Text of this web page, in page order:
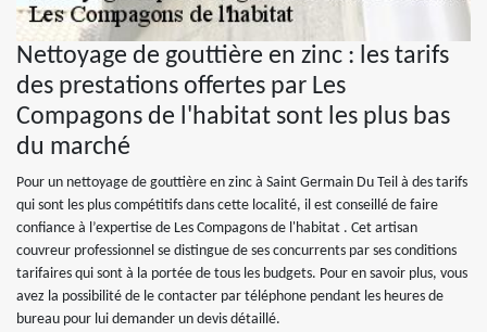
Nettoyage de gouttière en zinc : les tarifs
des prestations offertes par Les
Compagons de l'habitat sont les plus bas
du marché
Pour un nettoyage de gouttière en zinc à Saint Germain Du Teil à des tarifs
qui sont les plus compétitifs dans cette localité, il est conseillé de faire
confiance à l’expertise de Les Compagons de l'habitat . Cet artisan
couvreur professionnel se distingue de ses concurrents par ses conditions
tarifaires qui sont à la portée de tous les budgets. Pour en savoir plus, vous
avez la possibilité de le contacter par téléphone pendant les heures de
bureau pour lui demander un devis détaillé.